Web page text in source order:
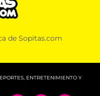
de Sopitas.com
ENTRETENIMIENTO Y